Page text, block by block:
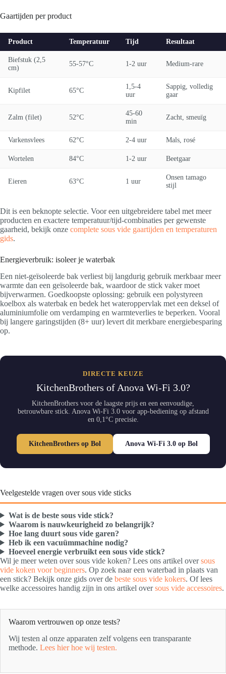
Gaartijden per product
Product Temperatuur Tijd Resultaat
Biefstuk (2,5
cm)
55-57°C 1-2 uur Medium-rare
Kipfilet 65°C
1,5-4
uur
Sappig, volledig
gaar
Zalm (filet) 52°C
45-60
min
Zacht, smeuïg
Varkensvlees 62°C 2-4 uur Mals, rosé
Wortelen 84°C 1-2 uur Beetgaar
Eieren 63°C 1 uur
Onsen tamago
stijl
Dit is een beknopte selectie. Voor een uitgebreidere tabel met meer
producten en exactere temperatuur/tijd-combinaties per gewenste
gaarheid, bekijk onze complete sous vide gaartijden en temperaturen
gids.
Energieverbruik: isoleer je waterbak
Een niet-geïsoleerde bak verliest bij langdurig gebruik merkbaar meer
warmte dan een geïsoleerde bak, waardoor de stick vaker moet
bijverwarmen. Goedkoopste oplossing: gebruik een polystyreen
koelbox als waterbak en bedek het wateroppervlak met een deksel of
aluminiumfolie om verdamping en warmteverlies te beperken. Vooral
bij langere garingstijden (8+ uur) levert dit merkbare energiebesparing
op.
DIRECTE KEUZE
KitchenBrothers of Anova Wi-Fi 3.0?
KitchenBrothers voor de laagste prijs en een eenvoudige,
betrouwbare stick. Anova Wi-Fi 3.0 voor app-bediening op afstand
en 0,1°C precisie.
KitchenBrothers op Bol Anova Wi-Fi 3.0 op Bol
Veelgestelde vragen over sous vide sticks
Wat is de beste sous vide stick?
Waarom is nauwkeurigheid zo belangrijk?
Hoe lang duurt sous vide garen?
Heb ik een vacuümmachine nodig?
Hoeveel energie verbruikt een sous vide stick?
Wil je meer weten over sous vide koken? Lees ons artikel oversous
vide koken voor beginners. Op zoek naar een waterbad in plaats van
een stick? Bekijk onze gids over de beste sous vide kokers. Of lees
welke accessoires handig zijn in ons artikel oversous vide accessoires.
Waarom vertrouwen op onze tests?
Wij testen al onze apparaten zelf volgens een transparante
methode. Lees hier hoe wij testen.